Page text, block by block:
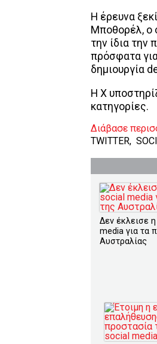
Η έρευνα
Μποθορέλ, ο
την ίδια την
πρόσφατα
δημιουργία
Η X
κατηγορίες.
Διάβασε
TWITTER,
Δεν έκλεισε
media για τα
Αυστραλίας